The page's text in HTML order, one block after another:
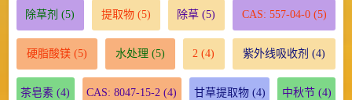
除草剂 (5) 提取物(5) 除草 (5) CAS: 557-04-0(5)
硬脂酸镁(5) 水处理 (5) 2 (4) 紫外线吸收剂 (4)
茶皂素 (4) CAS: 8047-15-2 (4) 甘草提取物(4) 中秋节(4)